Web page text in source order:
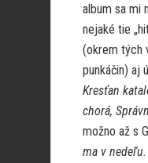
album sa mi
nejaké tie
(okrem tých
punkáčin) aj
Kresťan
chorá,
možno až s
ma v nedeľu.